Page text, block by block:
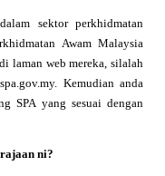
sektor perkhidmatan
Awam Malaysia
laman web mereka, silalah
Kemudian anda
SPA yang sesuai dengan
ni?